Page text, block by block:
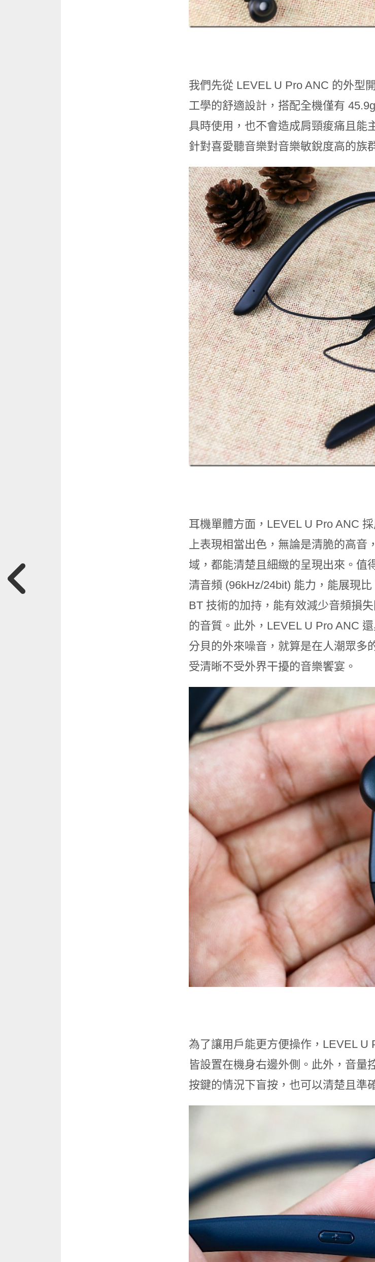
我們先從 LEVEL U Pro ANC 的外型
工學的舒適設計，搭配全機僅有
具時使用，也不會造成肩頸痠痛且能
針對喜愛聽音樂對音樂敏銳度高的族
耳機單體方面，LEVEL U Pro ANC
上表現相當出色，無論是清脆的高
域，都能清楚且細緻的呈現出來。值
清音頻 (96kHz/24bit) 能力，能展現
BT 技術的加持，能有效減少音頻損
的音質。此外，LEVEL U Pro ANC
分貝的外來噪音，就算是在人潮眾多
受清晰不受外界干擾的音樂饗宴。
為了讓用戶能更方便操作，LEVEL U
皆設置在機身右邊外側。此外，音量
按鍵的情況下盲按，也可以清楚且準